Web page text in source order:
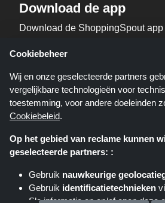
Download de app
Download de ShoppingSpout
Shoppingspout.nl is een website die u deals,
verschillende affiliate netwerken.
maken geen deel uit van het bestelproces
via deze links, zij ontvangen enkel een
Cookiebeheer
Wij en onze geselecteerde partners
vergelijkbare technologieën voor
toestemming, voor andere doeleinden
Cookiebeleid.
Op het gebied van reclame kunnen
geselecteerde partners: :
Gebruik nauwkeurige
Gebruik identificatietechnieken
Sla informatie op en/of open deze